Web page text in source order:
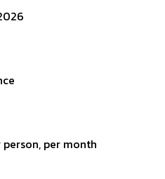
per month